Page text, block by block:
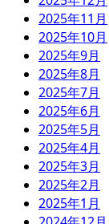
2025年11月
2025年10月
2025年9月
2025年8月
2025年7月
2025年6月
2025年5月
2025年4月
2025年3月
2025年2月
2025年1月